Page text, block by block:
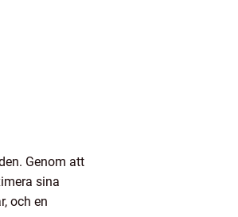
Genom att
sina
och en